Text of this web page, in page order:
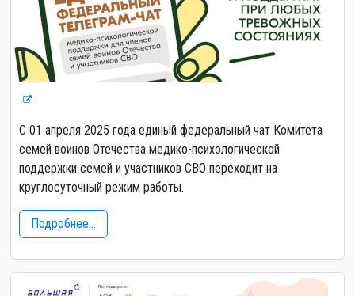
С 01 апреля 2025 года единый федеральный чат Комитета
семей воинов Отечества медико-психологической
поддержки семей и участников СВО переходит на
круглосуточный режим работы.
Подробнее...